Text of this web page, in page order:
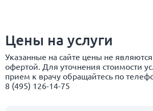
Цены на услуги
Указанные на сайте цены не
офертой. Для уточнения стоимости
прием к врачу обращайтесь по
8 (495) 126-14-75